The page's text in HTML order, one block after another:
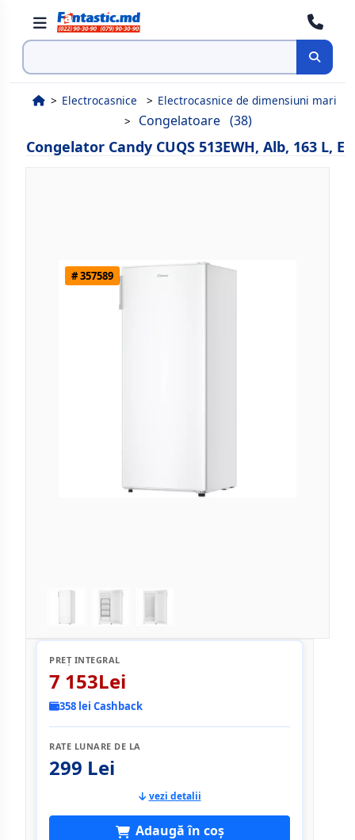
Cauta
Electrocasnice Electrocasnice de dimensiuni mari
Congelatoare (38)
Congelator Candy CUQS 513EWH, Alb, 163 L, E
# 357589
PREȚ INTEGRAL
7 153Lei
358 lei Cashback
RATE LUNARE DE LA
299 Lei
vezi detalii
Adaugă în coș